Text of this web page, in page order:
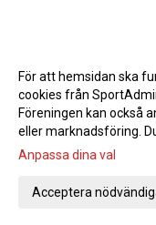
Gå
För att hemsidan ska
cookies från
Föreningen kan också
eller marknadsföring.
Anpassa dina val
Acceptera